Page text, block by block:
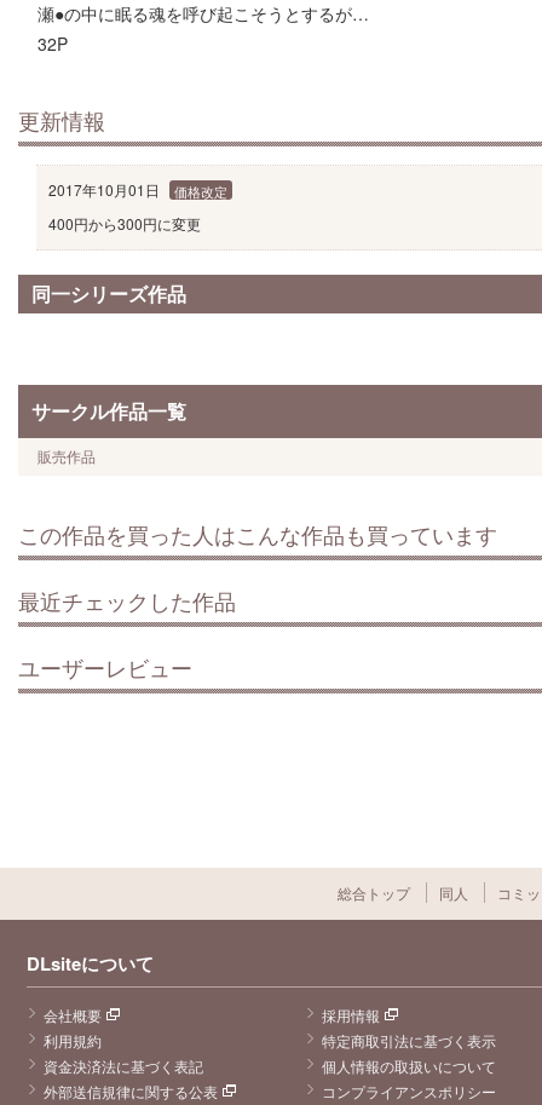
瀬●の中に眠る魂を呼び起こそうとするが…
32P
更新情報
2017年10月01日 価格改定
400円から300円に変更
同一シリーズ作品
サークル作品一覧
販売作品
この作品を買った人はこんな作品も買っています
最近チェックした作品
ユーザーレビュー
総合トップ 同人 コミ
DLsiteについて
会社概要
採用情報
利用規約
特定商取引法に基づく表示
資金決済法に基づく表記
個人情報の取扱いについて
外部送信規律に関する公表
コンプライアンスポリシー